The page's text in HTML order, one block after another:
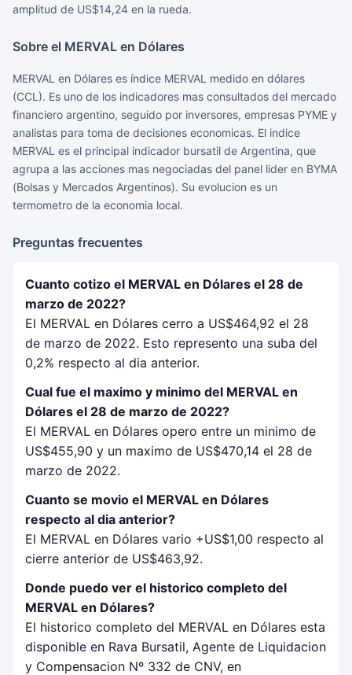
amplitud de US$14,24 en la rueda.
Sobre el MERVAL en Dólares
MERVAL en Dólares es índice MERVAL medido en dólares
(CCL). Es uno de los indicadores mas consultados del mercado
financiero argentino, seguido por inversores, empresas PYME y
analistas para toma de decisiones economicas. El indice
MERVAL es el principal indicador bursatil de Argentina, que
agrupa a las acciones mas negociadas del panel lider en BYMA
(Bolsas y Mercados Argentinos). Su evolucion es un
termometro de la economia local.
Preguntas frecuentes
Cuanto cotizo el MERVAL en Dólares el 28 de
marzo de 2022?
El MERVAL en Dólares cerro a US$464,92 el 28
de marzo de 2022. Esto represento una suba del
0,2% respecto al dia anterior.
Cual fue el maximo y minimo del MERVAL en
Dólares el 28 de marzo de 2022?
El MERVAL en Dólares opero entre un minimo de
US$455,90 y un maximo de US$470,14 el 28 de
marzo de 2022.
Cuanto se movio el MERVAL en Dólares
respecto al dia anterior?
El MERVAL en Dólares vario +US$1,00 respecto al
cierre anterior de US$463,92.
Donde puedo ver el historico completo del
MERVAL en Dólares?
El historico completo del MERVAL en Dólares esta
disponible en Rava Bursatil, Agente de Liquidacion
y Compensacion Nº 332 de CNV, en